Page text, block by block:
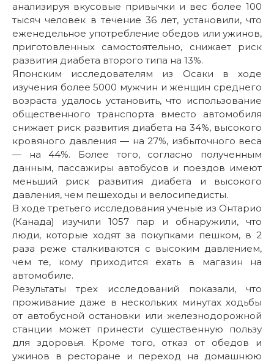
анализируя вкусовые привычки и вес более 100
тысяч человек в течение 36 лет, установили, что
еженедельное употребление обедов или ужинов,
приготовленных самостоятельно, снижает риск
развития диабета второго типа на 13%.
Японским исследователям из Осаки в ходе
изучения более 5000 мужчин и женщин среднего
возраста удалось установить, что использование
общественного транспорта вместо автомобиля
снижает риск развития диабета на 34%, высокого
кровяного давления — на 27%, избыточного веса
— на 44%. Более того, согласно полученным
данным, пассажиры автобусов и поездов имеют
меньший риск развития диабета и высокого
давления, чем пешеходы и велосипедисты.
В ходе третьего исследования ученые из Онтарио
(Канада) изучили 1057 пар и обнаружили, что
люди, которые ходят за покупками пешком, в 2
раза реже сталкиваются с высоким давлением,
чем те, кому приходится ехать в магазин на
автомобиле.
Результаты трех исследований показали, что
проживание даже в нескольких минутах ходьбы
от автобусной остановки или железнодорожной
станции может принести существенную пользу
для здоровья. Кроме того, отказ от обедов и
ужинов в ресторане и переход на домашнюю